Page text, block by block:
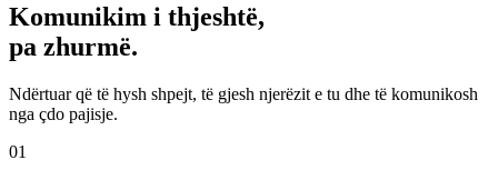
Komunikim i thjeshtë,
pa zhurmë.
Ndërtuar që të hysh shpejt, të gjesh njerëzit e tu dhe të komunikosh
nga çdo pajisje.
01